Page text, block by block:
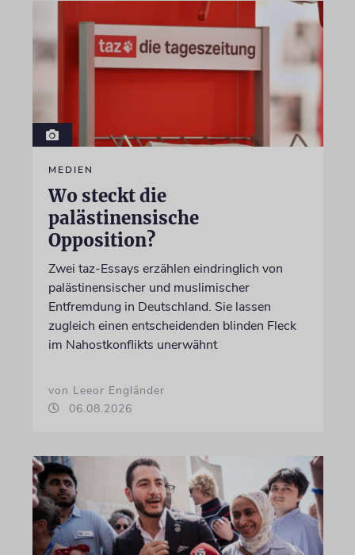
MEDIEN
Wo steckt die
palästinensische
Opposition?
Zwei taz-Essays erzählen eindringlich von
palästinensischer und muslimischer
Entfremdung in Deutschland. Sie lassen
zugleich einen entscheidenden blinden Fleck
im Nahostkonflikts unerwähnt
von Leeor Engländer
06.08.2026